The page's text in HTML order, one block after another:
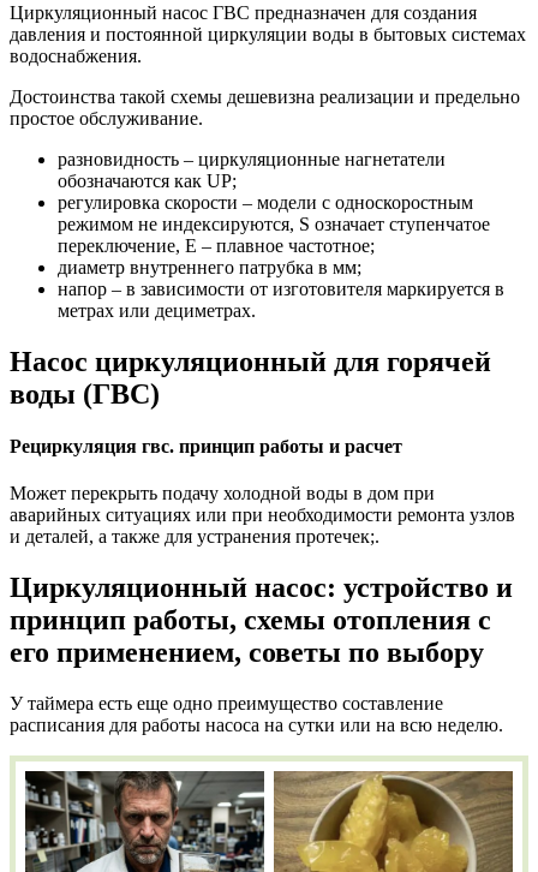
Циркуляционный насос ГВС предназначен для создания
давления и постоянной циркуляции воды в бытовых системах
водоснабжения.
Достоинства такой схемы дешевизна реализации и предельно
простое обслуживание.
разновидность – циркуляционные нагнетатели
обозначаются как UP;
регулировка скорости – модели с односкоростным
режимом не индексируются, S означает ступенчатое
переключение, E – плавное частотное;
диаметр внутреннего патрубка в мм;
напор – в зависимости от изготовителя маркируется в
метрах или дециметрах.
Насос циркуляционный для горячей
воды (ГВС)
Рециркуляция гвс. принцип работы и расчет
Может перекрыть подачу холодной воды в дом при
аварийных ситуациях или при необходимости ремонта узлов
и деталей, а также для устранения протечек;.
Циркуляционный насос: устройство и
принцип работы, схемы отопления с
его применением, советы по выбору
У таймера есть еще одно преимущество составление
расписания для работы насоса на сутки или на всю неделю.